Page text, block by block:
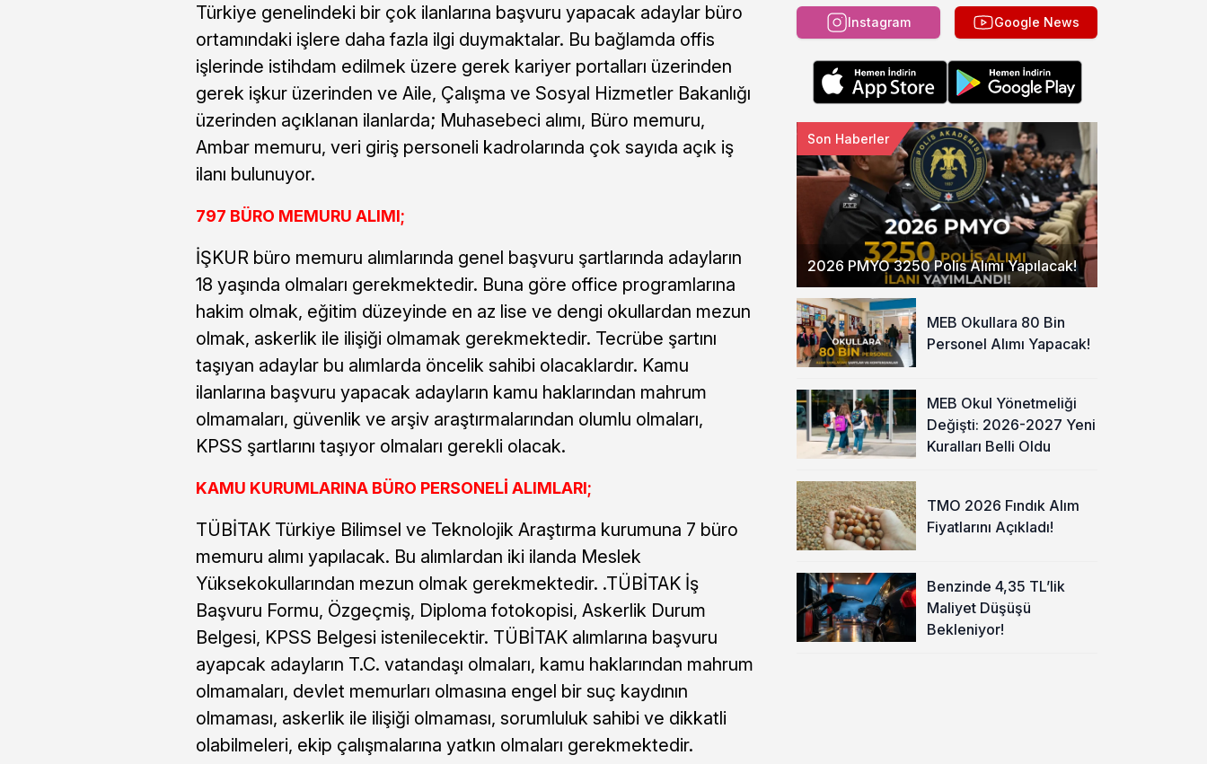
Türkiye genelindeki bir çok ilanlarına başvuru yapacak adaylar büro
ortamındaki işlere daha fazla ilgi duymaktalar. Bu bağlamda offis
işlerinde istihdam edilmek üzere gerek kariyer portalları üzerinden
gerek işkur üzerinden ve Aile, Çalışma ve Sosyal Hizmetler Bakanlığı
üzerinden açıklanan ilanlarda; Muhasebeci alımı, Büro memuru,
Ambar memuru, veri giriş personeli kadrolarında çok sayıda açık iş
ilanı bulunuyor.
797 BÜRO MEMURU ALIMI;
İŞKUR büro memuru alımlarında genel başvuru şartlarında adayların
18 yaşında olmaları gerekmektedir. Buna göre office programlarına
hakim olmak, eğitim düzeyinde en az lise ve dengi okullardan mezun
olmak, askerlik ile ilişiği olmamak gerekmektedir. Tecrübe şartını
taşıyan adaylar bu alımlarda öncelik sahibi olacaklardır. Kamu
ilanlarına başvuru yapacak adayların kamu haklarından mahrum
olmamaları, güvenlik ve arşiv araştırmalarından olumlu olmaları,
KPSS şartlarını taşıyor olmaları gerekli olacak.
KAMU KURUMLARINA BÜRO PERSONELİ ALIMLARI;
TÜBİTAK Türkiye Bilimsel ve Teknolojik Araştırma kurumuna 7 büro
memuru alımı yapılacak. Bu alımlardan iki ilanda Meslek
Yüksekokullarından mezun olmak gerekmektedir. .TÜBİTAK İş
Başvuru Formu, Özgeçmiş, Diploma fotokopisi, Askerlik Durum
Belgesi, KPSS Belgesi istenilecektir. TÜBİTAK alımlarına başvuru
ayapcak adayların T.C. vatandaşı olmaları, kamu haklarından mahrum
olmamaları, devlet memurları olmasına engel bir suç kaydının
olmaması, askerlik ile ilişiği olmaması, sorumluluk sahibi ve dikkatli
olabilmeleri, ekip çalışmalarına yatkın olmaları gerekmektedir.
Instagram Google News
2026 PMYO 3250 Polis Alımı Yapılacak!
Son Haberler
MEB Okullara 80 Bin
Personel Alımı Yapacak!
MEB Okul Yönetmeliği
Değişti: 2026-2027 Yeni
Kuralları Belli Oldu
TMO 2026 Fındık Alım
Fiyatlarını Açıkladı!
Benzinde 4,35 TL’lik
Maliyet Düşüşü
Bekleniyor!